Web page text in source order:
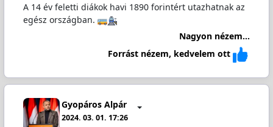
A 14 év feletti diákok havi 1890 forintért utazhatnak az
egész országban.
Nagyon nézem...
Forrást nézem, kedvelem ott
Gyopáros Alpár
2024. 03. 01. 17:26